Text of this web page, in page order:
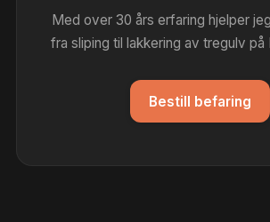
Med over 30 års erfaring hjelper
fra sliping til lakkering av tregulv på
Bestill befaring